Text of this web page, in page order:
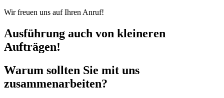
Wir freuen uns auf Ihren Anruf!
Ausführung auch von kleineren
Aufträgen!
Warum sollten Sie mit uns
zusammenarbeiten?